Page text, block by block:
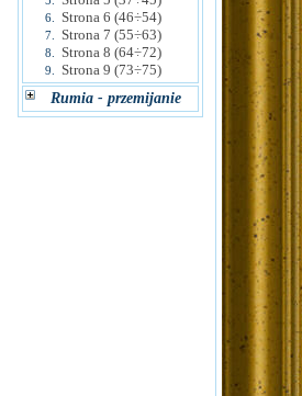
6. Strona 6 (46÷54)
7. Strona 7 (55÷63)
8. Strona 8 (64÷72)
9.
Strona 9 (73÷75)
Rumia - przemijanie